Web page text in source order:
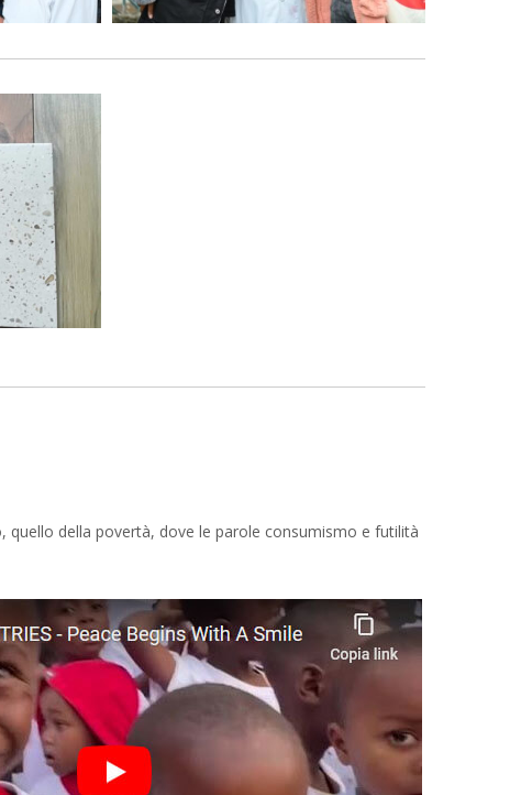
della povertà, dove le parole consumismo e futilità